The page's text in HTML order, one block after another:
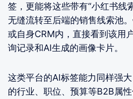
签，更能将这些带有“小红书线
无缝流转至后端的销售线索池
或自身CRM内，直接看到该用
询记录和AI生成的画像卡片。
这类平台的AI标签能力同样强
的行业、职位、预算等B2B属